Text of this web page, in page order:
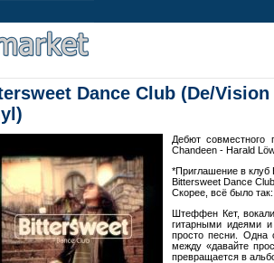
Dance Club (De/
Дебют совместного
Chandeen - Harald
*Приглашение в клуб
Bittersweet Dance
Скорее, всё было
Штеффен Кет,
гитарными идеями и
просто песни. Одна
между «давайте
превращается в